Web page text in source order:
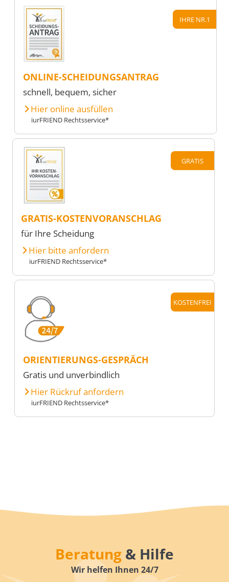
IHRE NR.1
ONLINE-SCHEIDUNGSANTRAG
schnell, bequem, sicher
Hier online ausfüllen
iurFRIEND Rechtsservice*
GRATIS
GRATIS-KOSTENVORANSCHLAG
für Ihre Scheidung
Hier bitte anfordern
iurFRIEND Rechtsservice*
KOSTENFREI
ORIENTIERUNGS-GESPRÄCH
Gratis und unverbindlich
Hier Rückruf anfordern
iurFRIEND Rechtsservice*
Beratung & Hilfe
Wir helfen Ihnen 24/7